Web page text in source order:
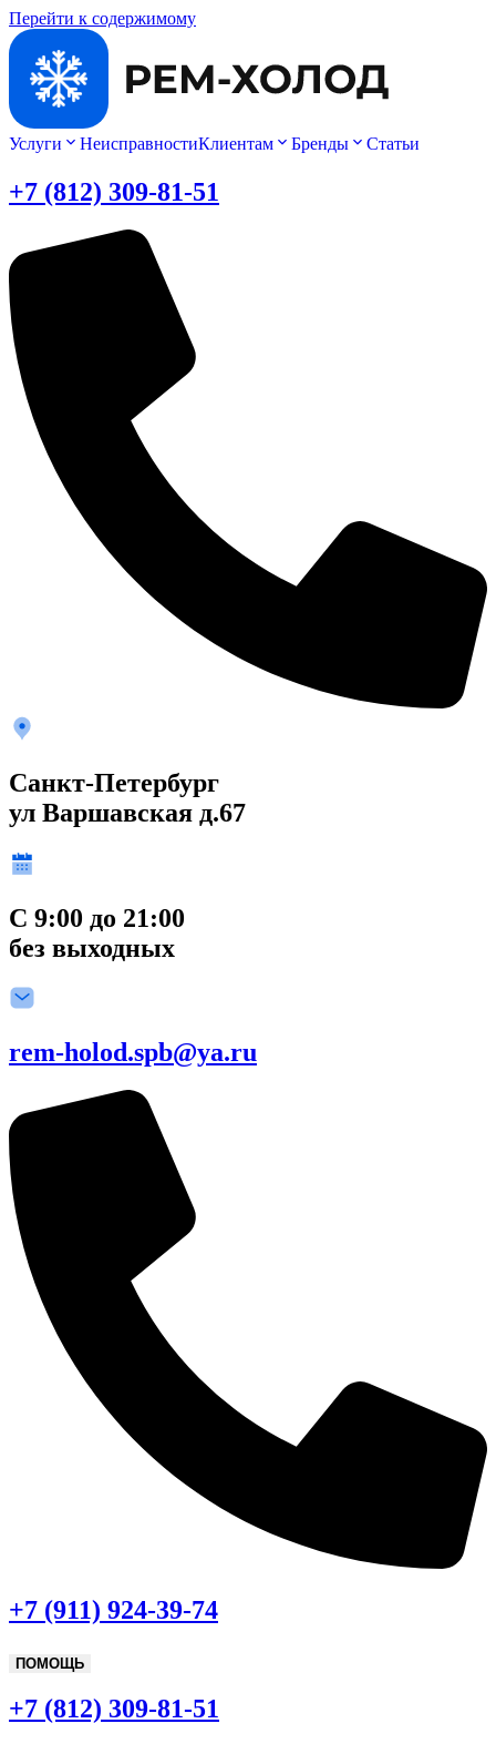
Перейти к содержимому
Услуги НеисправностиКлиентам Бренды Статьи
+7 (812) 309-81-51
Санкт-Петербург
ул Варшавская д.67
С 9:00 до 21:00
без выходных
rem-holod.spb@ya.ru
+7 (911) 924-39-74
ПОМОЩЬ
+7 (812) 309-81-51